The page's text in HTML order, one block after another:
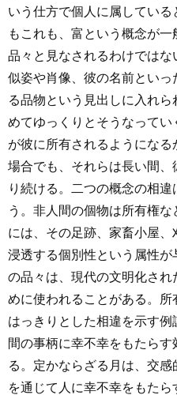
いう仕方で個人に属してい
もこれも、富という概念が
品々と見なされるわけでは
似姿や肖像、彼の名前とい
る品物という見出しに入れ
めてゆっくりとそうなって
が彼に所有されるようにな
場合でも、それらは長い間、
り続ける。二つの概念の相
う。非人間の個物は所有権
には、その足跡、家畜小屋、
浸透する個別性という属性
の品々は、現代の文明化さ
めに使われることがある。
はっきりとした相違を示す
間の事柄に幸不幸をもたら
る。定かならざる月は、交
を通じて人に幸不幸をもたら